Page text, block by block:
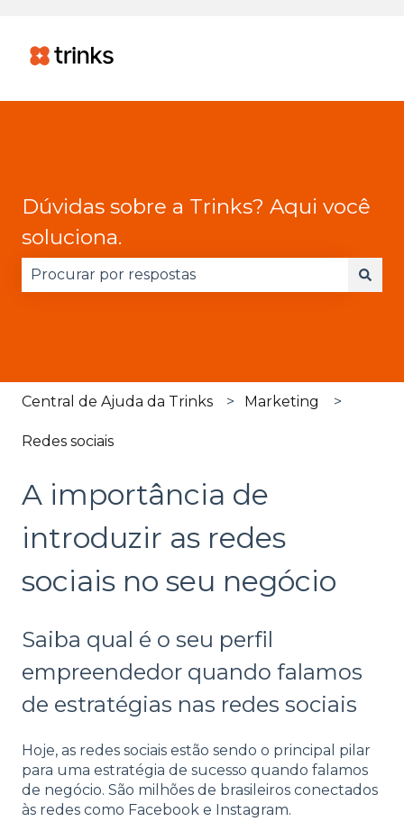
Dúvidas sobre a Trinks? Aqui você
soluciona.
Central de Ajuda da Trinks Marketing
Redes sociais
A importância de
introduzir as redes
sociais no seu negócio
Saiba qual é o seu perfil
empreendedor quando falamos
de estratégias nas redes sociais
Hoje, as redes sociais estão sendo o principal pilar
para uma estratégia de sucesso quando falamos
de negócio. São milhões de brasileiros conectados
às redes como Facebook e Instagram.